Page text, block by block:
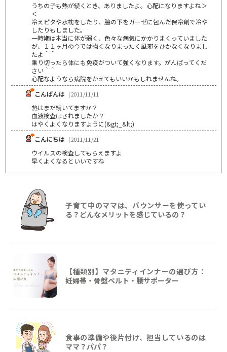
うちの子も熱が続くとき、ありましたよ。心配になりますよね＞
＜
冷えピタや水枕をしたり、脇の下をガーゼに包んだ保冷剤で冷や
したりもしました。
一時期は本当に体が弱く、色々な病気にかかりまくっていました
が、１１ヶ月の今では強くなりまったく風邪をひかなくなりまし
たよ＾＾
乗り切ったら体にも免疫がついて強くなります。がんばってくだ
さい＾＾
心配なようなら病院をかえてもいいかもしれませんね。
こんばんは | 2011/11/11
熱はまだ続いてますか？
血液検査はされましたか？
はやくよくなりますように(&gt;_&lt;)
こんにちは | 2011/11/21
ウイルスの検査してもらえますよ
早くよくなるといいですね
子育て中のママは、バウンサーを使ってい
る？どんなメリットを感じているの？
【種類別】マタニティインナーの選び方：
妊婦帯・骨盤ベルト・腰サポーター
食事の準備や後片付け、担当しているのは
ママ？パパ？